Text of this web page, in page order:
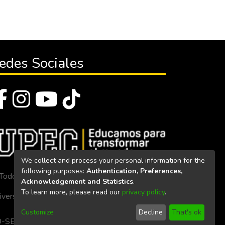
Sociales
los derechos reservados 2023
Politécnica Estatal del Carchi
SE-33-CACES-2020
We collect and process your personal information for the
following purposes: Authentication, Preferences,
Acknowledgement and Statistics.
To learn more, please read our privacy policy.
Customize Decline That's ok